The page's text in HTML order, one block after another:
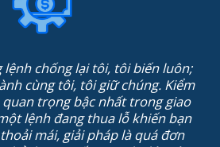
chống lại tôi, tôi biến luôn;
cùng tôi, tôi giữ chúng. Kiểm
trọng bậc nhất trong giao
lệnh đang thua lỗ khiến bạn
mái, giải pháp là quá đơn